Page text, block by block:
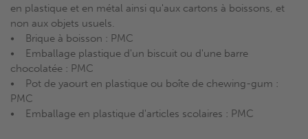
en plastique et en métal ainsi qu'aux cartons à boissons, et
non aux objets usuels.
• Brique à boisson : PMC
• Emballage plastique d'un biscuit ou d'une barre
chocolatée : PMC
• Pot de yaourt en plastique ou boîte de chewing-gum :
PMC
• Emballage en plastique d'articles scolaires : PMC